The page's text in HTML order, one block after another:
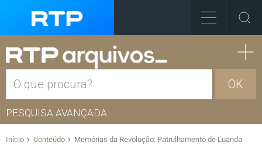
OK
PESQUISA AVANÇADA
Início Conteúdo Memórias da Revolução: Patrulhamento de Luanda